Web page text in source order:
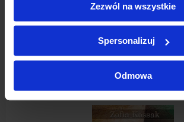
Zezwól na wszystkie
Spersonalizuj
Odmowa